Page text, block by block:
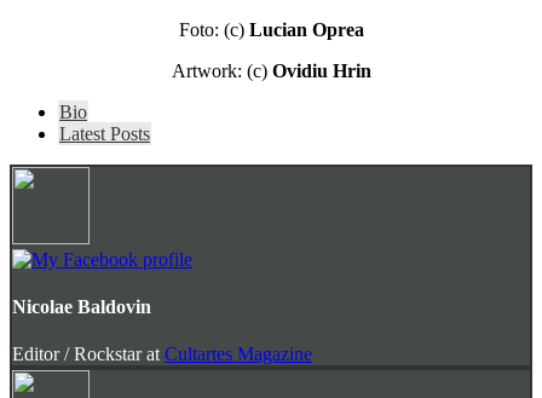
Foto: (c) Lucian Oprea
Artwork: (c) Ovidiu Hrin
following
tabs
below.
Bio
Latest Posts
Nicolae Baldovin
Editor / RockstaratCultartes Magazine